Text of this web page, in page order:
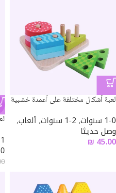
لعبة أشكال مختلفة على أعمدة خشبية
1-0 سنوات ,2-1 سنوات ,ألعاب,
وصل حديثا
₪ 45.00
2-